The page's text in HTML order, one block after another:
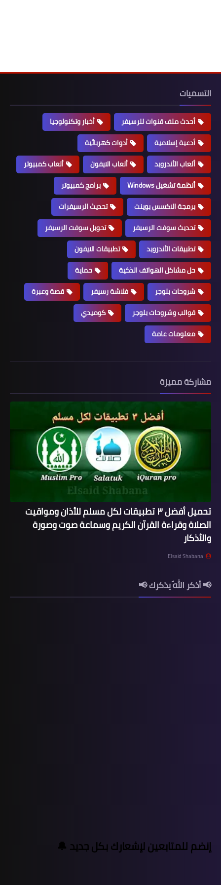
التسميات
أحدث ملف قنوات للرسيفر
أخبار وتكنولوجيا
أدعية إسلامية
أدوات كهربائية
ألعاب الأندرويد
ألعاب الايفون
ألعاب كمبيوتر
أنظمة تشغيل Windows
برامج كمبيوتر
برمجة الاكسس بوينت
تحديث الرسيفرات
تحديث سوفت الرسيفر
تحويل سوفت الرسيفر
تطبيقات الأندرويد
تطبيقات الايفون
حل مشاكل الهواتف الذكية
حماية
شروحات بلوجر
فلاشة رسيفر
قصة وعبرة
قوالب وشروحات بلوجر
كوميدي
معلومات عامة
مشاركة مميزة
تحميل أفضل ٣ تطبيقات لكل مسلم للأذان ومواقيت
الصلاة وقراءة القرآن الكريم وسماعة صوت وصورة
والأذكار
Elsaid Shabana
📢 أذكر اللّه يذكرك 📢
إنضم للمتابعين لإشعارك بكل جديد 🔔